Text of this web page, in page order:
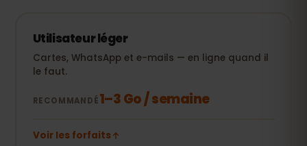
Utilisateur léger
Cartes, WhatsApp et e-mails — en ligne quand il
le faut.
RECOMMANDÉ1–3 Go / semaine
Voir les forfaits